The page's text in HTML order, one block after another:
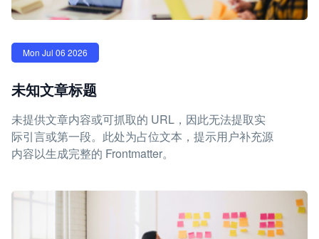
Mon Jul 06 2026
未知文章标题
未提供文章内容或可抓取的 URL，因此无法提取实
际引言或第一段。此处为占位文本，提示用户补充源
内容以生成完整的 Frontmatter。